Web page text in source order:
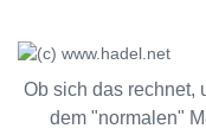
Ob sich das rechnet,
dem "normalen"